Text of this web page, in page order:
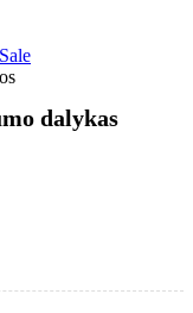
dalykas